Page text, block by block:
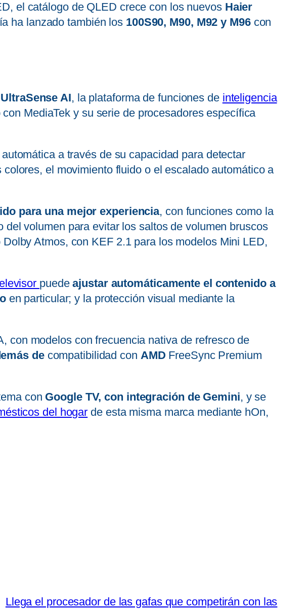
el catálogo de QLED crece con los nuevos Haier
ha lanzado también los 100S90, M90, M92 y M96con
UltraSense AI, la plataforma de funciones de inteligencia
MediaTek y su serie de procesadores específica
a través de su capacidad para detectar
el movimiento fluido o el escalado automático a
para una mejor experiencia, con funciones como la
volumen para evitar los saltos de volumen bruscos
Atmos, con KEF 2.1 para los modelos Mini LED,
puedeajustar automáticamente el contenido a
en particular; y la protección visual mediante la
con modelos con frecuencia nativa de refresco de
de compatibilidad con AMD FreeSync Premium
con Google TV, con integración de Gemini, y se
del hogar de esta misma marca mediante hOn,
Llega el procesador de las gafas que competirán con las